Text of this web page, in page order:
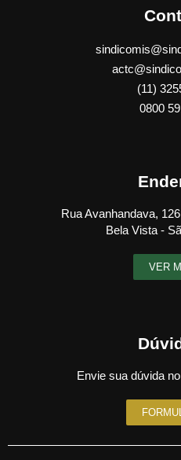
(11)
0800
Rua Avanhandava,
Bela Vista -
VER
Envie sua dúvida